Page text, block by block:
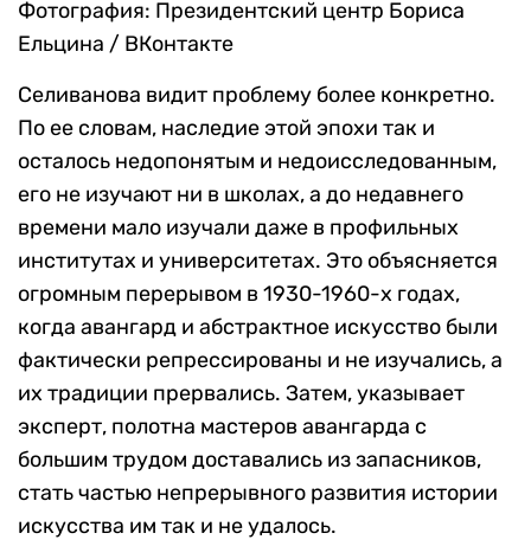
Фотография: Президентский центр Бориса
Ельцина / ВКонтакте
Селиванова видит проблему более конкретно.
По ее словам, наследие этой эпохи так и
осталось недопонятым и недоисследованным,
его не изучают ни в школах, а до недавнего
времени мало изучали даже в профильных
институтах и университетах. Это объясняется
огромным перерывом в 1930-1960-х годах,
когда авангард и абстрактное искусство были
фактически репрессированы и не изучались, а
их традиции прервались. Затем, указывает
эксперт, полотна мастеров авангарда с
большим трудом доставались из запасников,
стать частью непрерывного развития истории
искусства им так и не удалось.